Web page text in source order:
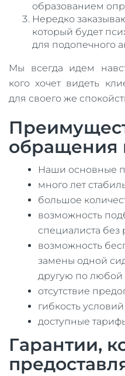
образованием
Нередко
который будет
для подопечного
Мы всегда идем
кого хочет видеть
для своего же
обращения
Наши основные
много лет
большое
возможность
специалиста без
возможность
замены одной
другую по любой
отсутствие
гибкость
доступные
Гарантии,